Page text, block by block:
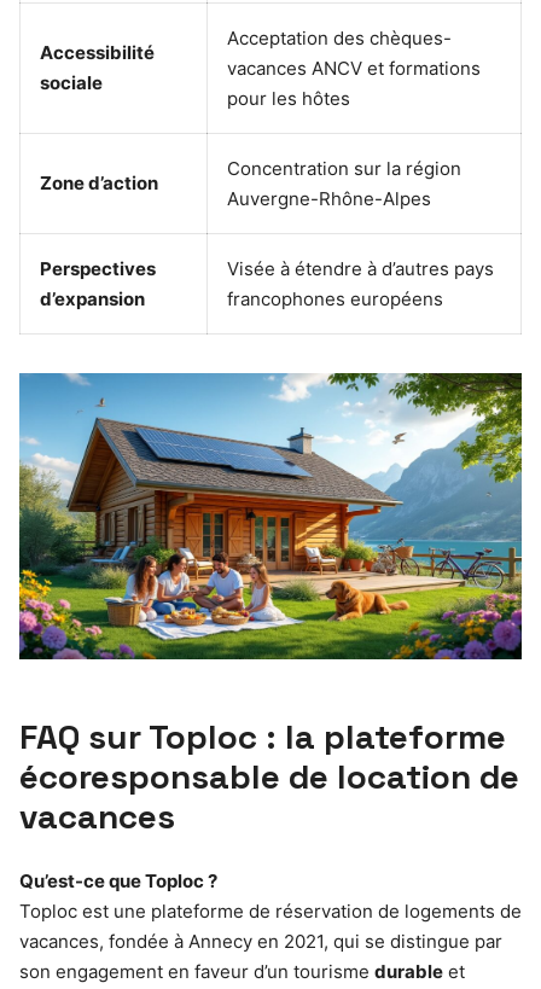
Accessibilité
sociale
Acceptation des chèques-
vacances ANCV et formations
pour les hôtes
Zone d’action
Concentration sur la région
Auvergne-Rhône-Alpes
Perspectives
d’expansion
Visée à étendre à d’autres pays
francophones européens
FAQ sur Toploc : la plateforme
écoresponsable de location de
vacances
Qu’est-ce que Toploc ?
Toploc est une plateforme de réservation de logements de
vacances, fondée à Annecy en 2021, qui se distingue par
son engagement en faveur d’un tourisme durable et